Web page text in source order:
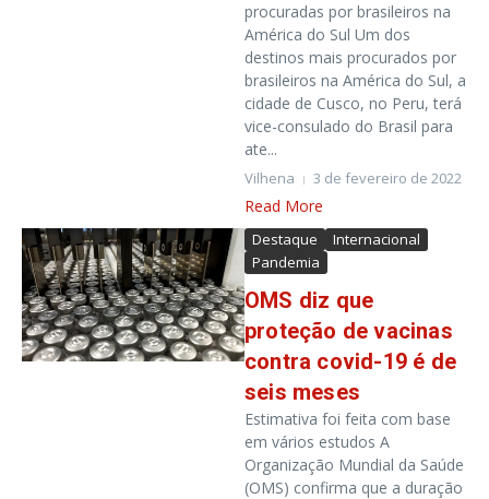
procuradas por brasileiros na
América do Sul Um dos
destinos mais procurados por
brasileiros na América do Sul, a
cidade de Cusco, no Peru, terá
vice-consulado do Brasil para
ate...
Vilhena 3 de fevereiro de 2022
Read More
Destaque
Internacional
Pandemia
OMS diz que
proteção de vacinas
contra covid-19 é de
seis meses
Estimativa foi feita com base
em vários estudos A
Organização Mundial da Saúde
(OMS) confirma que a duração